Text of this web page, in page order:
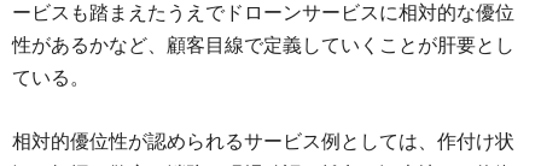
ービスも踏まえたうえでドローンサービスに相対的な優位
性があるかなど、顧客目線で定義していくことが肝要とし
ている。
相対的優位性が認められるサービス例としては、作付け状